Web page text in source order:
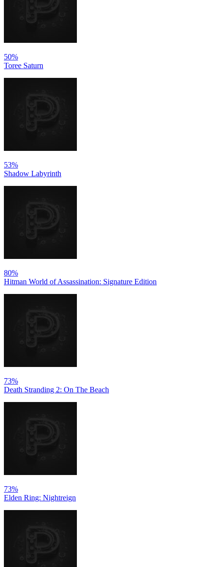
50%
Toree Saturn
53%
Shadow Labyrinth
80%
Hitman World of Assassination: Signature Edition
73%
Death Stranding 2: On The Beach
73%
Elden Ring: Nightreign